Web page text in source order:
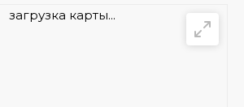
загрузка карты...